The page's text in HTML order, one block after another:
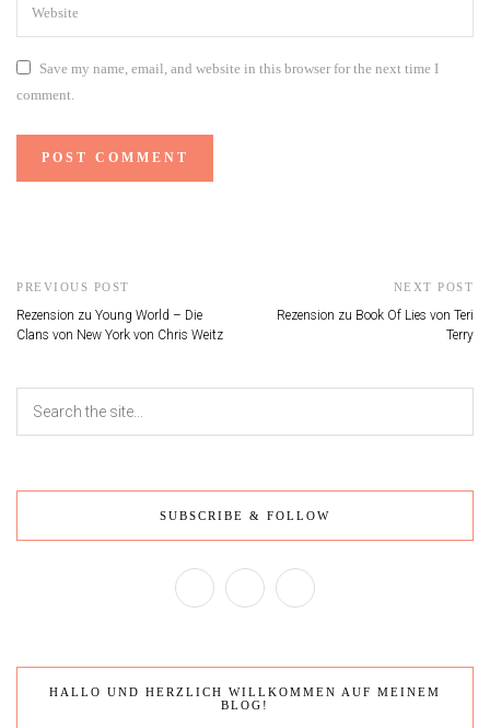
Save my name, email, and website in this browser for the next time I
comment.
PREVIOUS POST
Rezension zu Young World – Die
Clans von New York von Chris Weitz
NEXT POST
Rezension zu Book Of Lies von Teri
Terry
SUBSCRIBE & FOLLOW
HALLO UND HERZLICH WILLKOMMEN AUF MEINEM
BLOG!